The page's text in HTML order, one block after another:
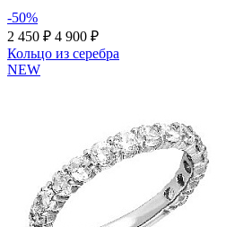
-50%
2 450 ₽ 4 900 ₽
Кольцо из серебра
NEW